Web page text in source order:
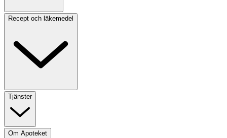
Recept och läkemedel
Tjänster
Om Apoteket